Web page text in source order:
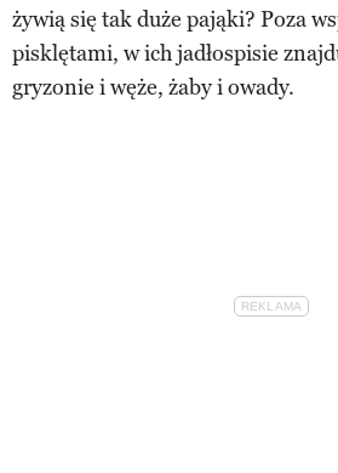
żywią się tak duże pająki? Poza
pisklętami, w ich jadłospisie
gryzonie i węże, żaby i owady.